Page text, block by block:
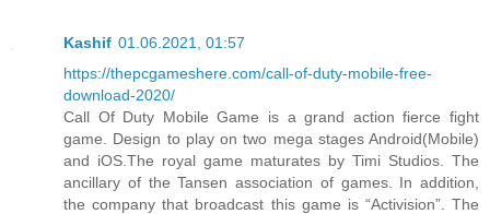
Kashif 01.06.2021, 01:57
https://thepcgameshere.com/call-of-duty-mobile-free-
download-2020/
Call Of Duty Mobile Game is a grand action fierce fight
game. Design to play on two mega stages Android(Mobile)
and iOS.The royal game maturates by Timi Studios. The
ancillary of the Tansen association of games. In addition,
the company that broadcast this game is “Activision”. The